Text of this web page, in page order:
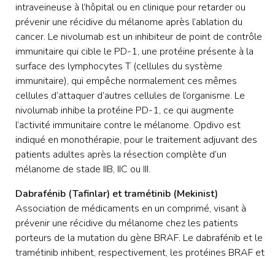
intraveineuse à l’hôpital ou en clinique pour retarder ou
prévenir une récidive du mélanome après l’ablation du
cancer. Le nivolumab est un inhibiteur de point de contrôle
immunitaire qui cible le PD-1, une protéine présente à la
surface des lymphocytes T (cellules du système
immunitaire), qui empêche normalement ces mêmes
cellules d’attaquer d’autres cellules de l’organisme. Le
nivolumab inhibe la protéine PD-1, ce qui augmente
l’activité immunitaire contre le mélanome. Opdivo est
indiqué en monothérapie, pour le traitement adjuvant des
patients adultes après la résection complète d’un
mélanome de stade IIB, IIC ou III.
Dabrafénib (Tafinlar) et tramétinib (Mekinist)
Association de médicaments en un comprimé, visant à
prévenir une récidive du mélanome chez les patients
porteurs de la mutation du gène BRAF. Le dabrafénib et le
tramétinib inhibent, respectivement, les protéines BRAF et